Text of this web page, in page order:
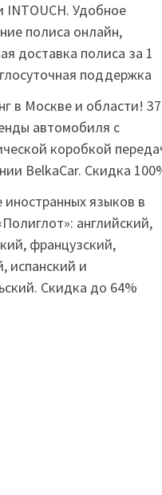
INTOUCH. Удобное
полиса онлайн,
доставка полиса за 1
поддержка
в Москве и области! 37
автомобиля с
коробкой
BelkaCar. Скидка
иностранных языков в
английский,
французский,
испанский и
Скидка до 64%